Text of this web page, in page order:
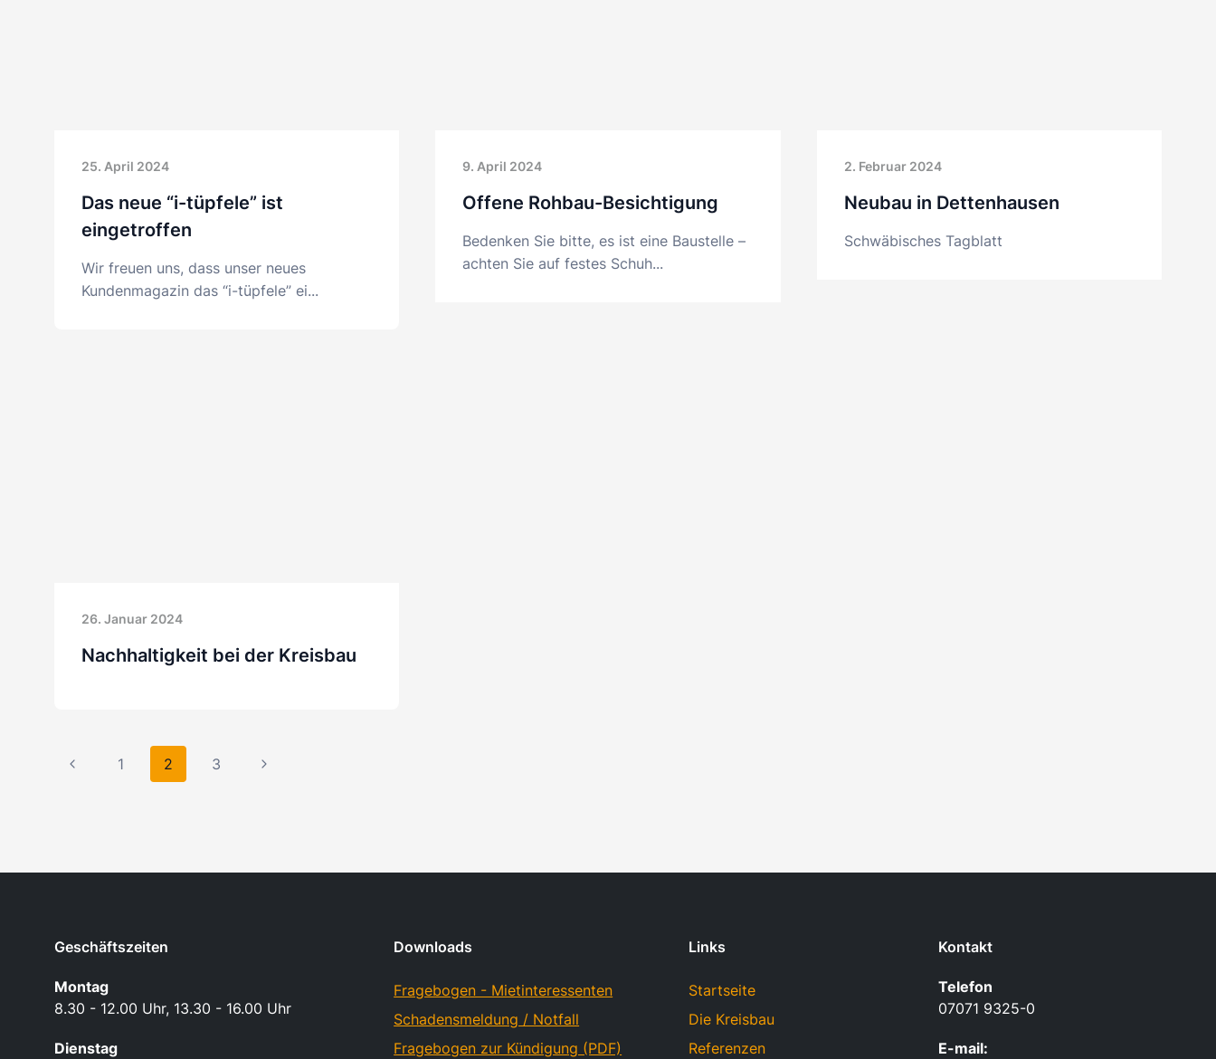
25. April 2024
Das neue “i-tüpfele” ist
eingetroffen
Wir freuen uns, dass unser neues
Kundenmagazin das “i-tüpfele” ei...
9. April 2024
Offene Rohbau-Besichtigung
Bedenken Sie bitte, es ist eine Baustelle –
achten Sie auf festes Schuh...
2. Februar 2024
Neubau in Dettenhausen
Schwäbisches Tagblatt
26. Januar 2024
Nachhaltigkeit bei der Kreisbau
Seitennavigation
Vorherige
1 2 3
Nächste
Geschäftszeiten
Montag
8.30 - 12.00 Uhr, 13.30 - 16.00 Uhr
Dienstag
Downloads
Fragebogen - Mietinteressenten
Schadensmeldung / Notfall
Fragebogen zur Kündigung (PDF)
Links
Startseite
Die Kreisbau
Referenzen
Kontakt
Telefon
07071 9325-0
E-mail: